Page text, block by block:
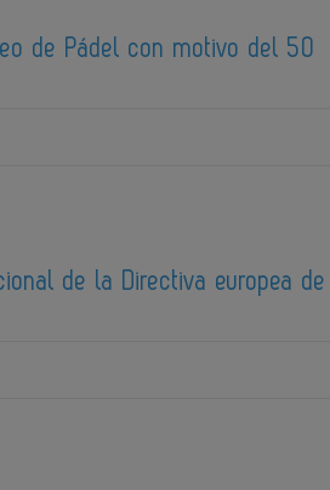
de Pádel con motivo del 50
de la Directiva europea de